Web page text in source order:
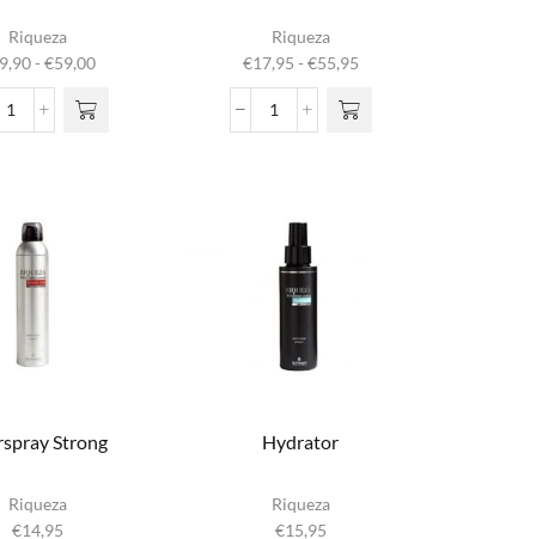
Riqueza
- €59,00Prijsklasse:
tot
Curl
heeft
kan
Riqueza
€17,95 - €55,95Prijsklasse:
tot
Daily
heeft
meerdere
optie kan
Strong
Riqueza
€14,95
Hydrator
Riqueza
€15,95